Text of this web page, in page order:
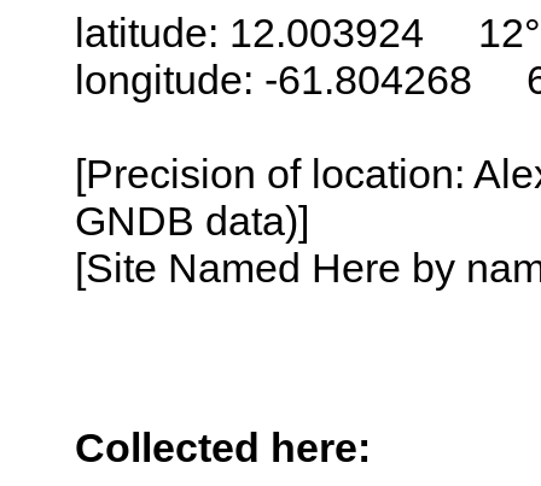
latitude: 12.003924
longitude: -61.804268
[Precision of location:
GNDB data)]
[Site Named Here by
Collected here: